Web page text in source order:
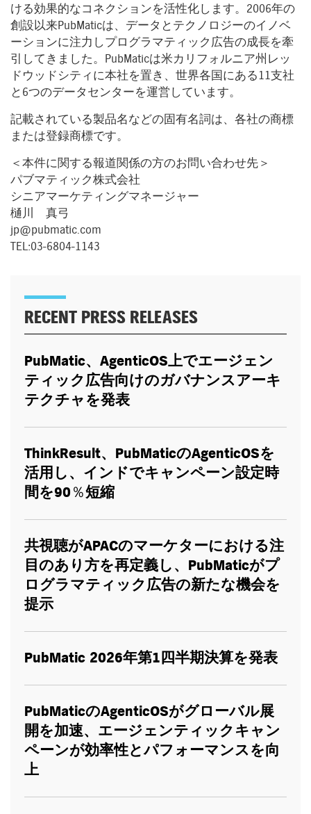
ける効果的なコネクションを活性化します。2006年の
創設以来PubMaticは、データとテクノロジーのイノベ
ーションに注力しプログラマティック広告の成長を牽
引してきました。PubMaticは米カリフォルニア州レッ
ドウッドシティに本社を置き、世界各国にある11支社
と6つのデータセンターを運営しています。
記載されている製品名などの固有名詞は、各社の商標
または登録商標です。
＜本件に関する報道関係の方のお問い合わせ先＞
パブマティック株式会社
シニアマーケティングマネージャー
樋川 真弓
jp@pubmatic.com
TEL:03-6804-1143
RECENT PRESS RELEASES
PubMatic、 AgenticOS上でエージェン
ティック広告向けのガバナンスアーキ
テクチャを発表
ThinkResult、 PubMaticのAgenticOSを
活用し、インドでキャンペーン設定時
間を90％短縮
共視聴がAPACのマーケターにおける注
目のあり方を再定義し、 PubMaticがプ
ログラマティック広告の新たな機会を
提示
PubMatic 2026年第1 四半期決算を発表
PubMaticのAgenticOSがグローバル展
開を加速、エージェンティックキャン
ペーンが効率性とパフォーマンスを向
上